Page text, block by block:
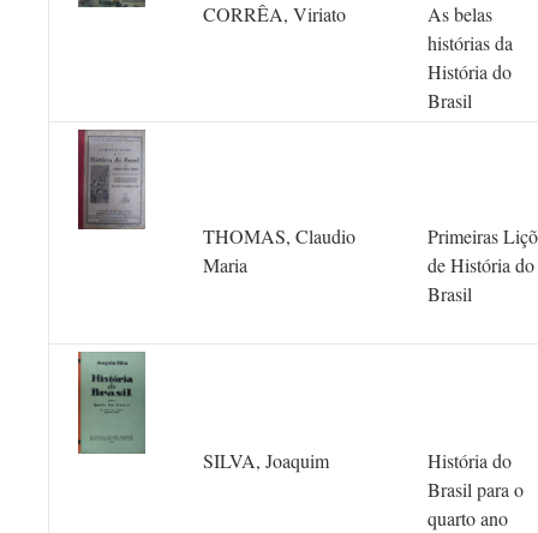
CORRÊA, Viriato
As belas
histórias da
História do
Brasil
THOMAS, Claudio
Maria
Primeiras
de História do
Brasil
SILVA, Joaquim
História do
Brasil para o
quarto ano